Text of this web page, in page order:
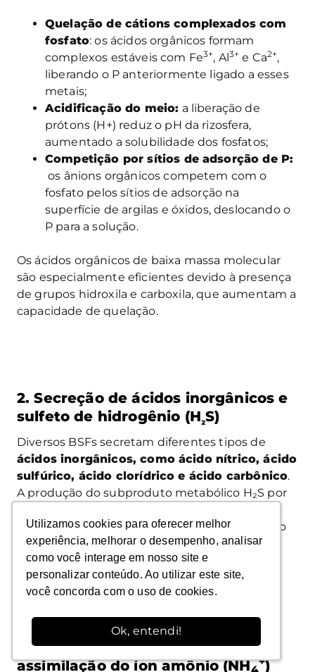
Utilizamos cookies para oferecer melhor
experiência, melhorar o desempenho, analisar
como você interage em nosso site e
personalizar conteúdo. Ao utilizar este site,
você concorda com o uso de cookies.
Ok, entendi!
Utilizamos cookies para oferecer melhor
experiência, melhorar o desempenho, analisar
como você interage em nosso site e
personalizar conteúdo. Ao utilizar este site,
você concorda com o uso de cookies.
Ok, entendi!
Quelação de cátions complexados com
fosfato: os ácidos orgânicos formam
complexos estáveis com Fe3+, Al3+ e Ca2+,
liberando o P anteriormente ligado a esses
metais;
Acidificação do meio: a liberação de
prótons (H+) reduz o pH da rizosfera,
aumentado a solubilidade dos fosfatos;
Competição por sítios de adsorção de P:
os ânions orgânicos competem com o
fosfato pelos sítios de adsorção na
superfície de argilas e óxidos, deslocando o
P para a solução.
Os ácidos orgânicos de baixa massa molecular
são especialmente eficientes devido à presença
de grupos hidroxila e carboxila, que aumentam a
capacidade de quelação.
2. Secreção de ácidos inorgânicos e
sulfeto de hidrogênio (H₂S)
Diversos BSFs secretam diferentes tipos de
ácidos inorgânicos, como ácido nítrico, ácido
sulfúrico, ácido clorídrico e ácido carbônico.
A produção do subproduto metabólico H₂S por
produção de sulfato ferroso por meio da reação
com fosfato férrico, liberando assim o fósforo
ligado.
3. Extrusão do próton via
assimilação do íon amônio (NH4
+)